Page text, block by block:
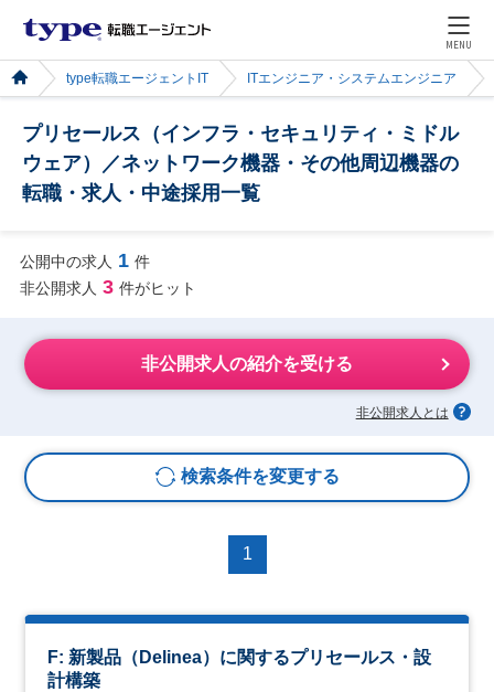
MENU
type転職エージェントIT ITエンジニア・システムエンジニア
プリセールス（インフラ・セキュリティ・ミドル
ウェア）／ネットワーク機器・その他周辺機器の
転職・求人・中途採用一覧
公開中の求人 1 件
非公開求人 3 件がヒット
非公開求人の紹介を受ける
非公開求人とは
検索条件を変更する
1
F: 新製品（Delinea）に関するプリセールス・設
計構築